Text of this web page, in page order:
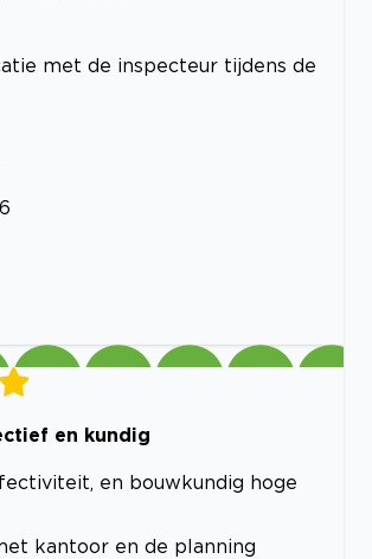
met de inspecteur tijdens de
en kundig
en bouwkundig hoge
kantoor en de planning